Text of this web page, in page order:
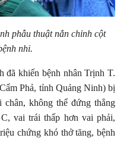
phẫu thuật nắn chỉnh cột
nhi.
đã khiến bệnh nhân Trịnh T.
Phả, tỉnh Quảng Ninh) bị
chân, không thể đứng thẳng
vai trái thấp hơn vai phải,
chứng khó thở tăng, bệnh